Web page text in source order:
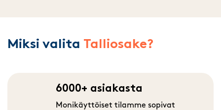
Miksi valita Talliosake?
6000+ asiakasta
Monikäyttöiset tilamme sopivat